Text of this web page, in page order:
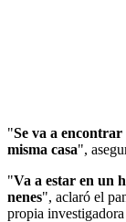
"Se va a
misma casa",
"Va a estar en un
nenes", aclaró el
propia